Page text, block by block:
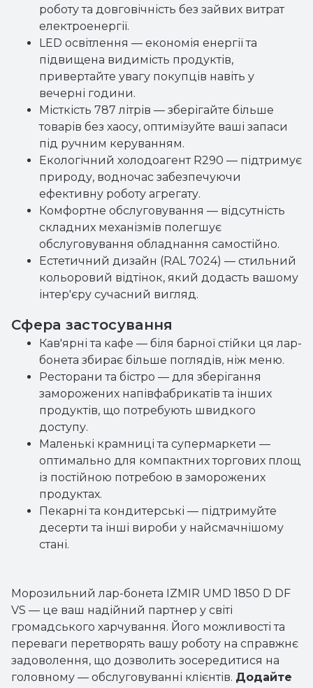
роботу та довговічність без зайвих витрат
електроенергії.
LED освітлення — економія енергії та
підвищена видимість продуктів,
привертайте увагу покупців навіть у
вечерні години.
Місткість 787 літрів — зберігайте більше
товарів без хаосу, оптимізуйте ваші запаси
під ручним керуванням.
Екологічний холодоагент R290 — підтримує
природу, водночас забезпечуючи
ефективну роботу агрегату.
Комфортне обслуговування — відсутність
складних механізмів полегшує
обслуговування обладнання самостійно.
Естетичний дизайн (RAL 7024) — стильний
кольоровий відтінок, який додасть вашому
інтер'єру сучасний вигляд.
Сфера застосування
Кав'ярні та кафе — біля барної стійки ця лар-
бонета збирає більше поглядів, ніж меню.
Ресторани та бістро — для зберігання
заморожених напівфабрикатів та інших
продуктів, що потребують швидкого
доступу.
Маленькі крамниці та супермаркети —
оптимально для компактних торгових площ
із постійною потребою в заморожених
продуктах.
Пекарні та кондитерські — підтримуйте
десерти та інші вироби у найсмачнішому
стані.
Морозильний лар-бонета IZMIR UMD 1850 D DF
VS — це ваш надійний партнер у світі
громадського харчування. Його можливості та
переваги перетворять вашу роботу на справжнє
задоволення, що дозволить зосередитися на
головному — обслуговуванні клієнтів. Додайте